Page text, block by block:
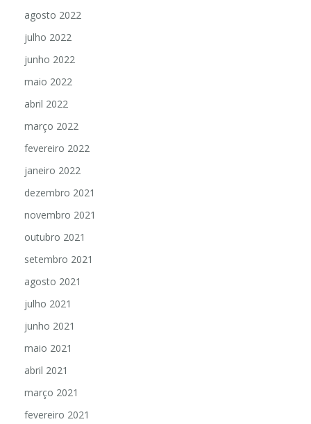
agosto 2022
julho 2022
junho 2022
maio 2022
abril 2022
março 2022
fevereiro 2022
janeiro 2022
dezembro 2021
novembro 2021
outubro 2021
setembro 2021
agosto 2021
julho 2021
junho 2021
maio 2021
abril 2021
março 2021
fevereiro 2021